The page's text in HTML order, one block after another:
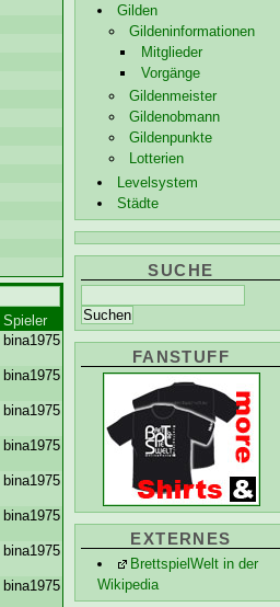
Gilden
Gildeninformationen
Mitglieder
Vorgänge
Gildenmeister
Gildenobmann
Gildenpunkte
Lotterien
Levelsystem
Städte
SUCHE
FANSTUFF
EXTERNES
BrettspielWelt in der
Wikipedia
Spieler
bina1975
bina1975
bina1975
bina1975
bina1975
bina1975
bina1975
bina1975